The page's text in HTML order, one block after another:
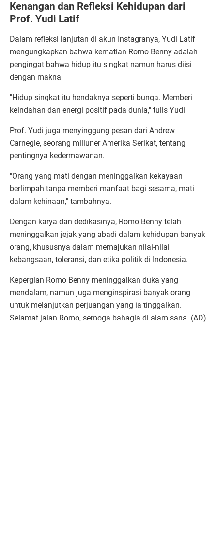
Kenangan dan Refleksi Kehidupan dari
Prof. Yudi Latif
Dalam refleksi lanjutan di akun Instagranya, Yudi Latif
mengungkapkan bahwa kematian Romo Benny adalah
pengingat bahwa hidup itu singkat namun harus diisi
dengan makna.
"Hidup singkat itu hendaknya seperti bunga. Memberi
keindahan dan energi positif pada dunia," tulis Yudi.
Prof. Yudi juga menyinggung pesan dari Andrew
Carnegie, seorang miliuner Amerika Serikat, tentang
pentingnya kedermawanan.
"Orang yang mati dengan meninggalkan kekayaan
berlimpah tanpa memberi manfaat bagi sesama, mati
dalam kehinaan," tambahnya.
Dengan karya dan dedikasinya, Romo Benny telah
meninggalkan jejak yang abadi dalam kehidupan banyak
orang, khususnya dalam memajukan nilai-nilai
kebangsaan, toleransi, dan etika politik di Indonesia.
Kepergian Romo Benny meninggalkan duka yang
mendalam, namun juga menginspirasi banyak orang
untuk melanjutkan perjuangan yang ia tinggalkan.
Selamat jalan Romo, semoga bahagia di alam sana. (AD)